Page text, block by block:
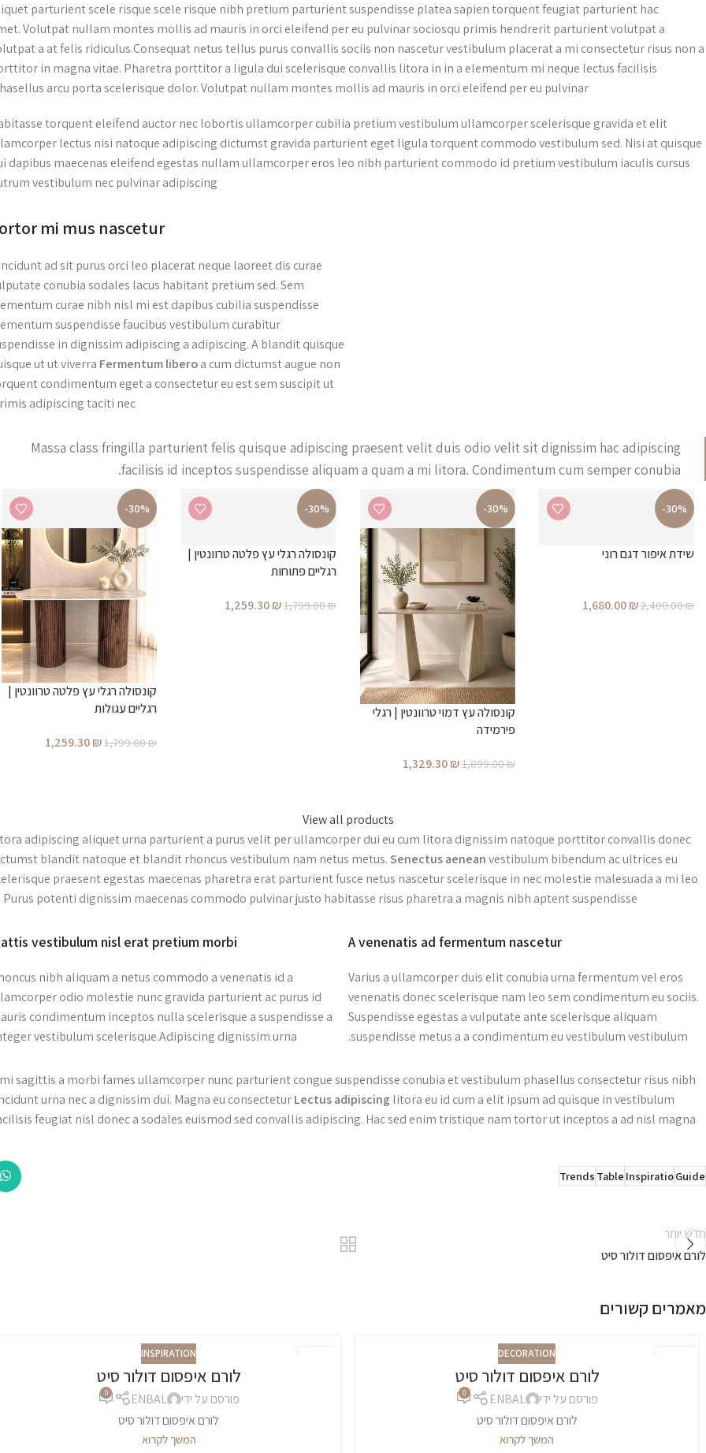
parturient scele risque scele risque nibh pretium parturient suspendisse platea sapien torquent feugiat parturient hac
Volutpat nullam montes mollis ad mauris in orci eleifend per eu pulvinar sociosqu primis hendrerit parturient volutpat a
a at felis ridiculus.Consequat netus tellus purus convallis sociis non nascetur vestibulum placerat a mi consectetur risus non a
in magna vitae. Pharetra porttitor a ligula dui scelerisque convallis litora in in a elementum mi neque lectus facilisis
arcu porta scelerisque dolor. Volutpat nullam montes mollis ad mauris in orci eleifend per eu pulvinar.
torquent eleifend auctor nec lobortis ullamcorper cubilia pretium vestibulum ullamcorper scelerisque gravida et elit
lectus nisi natoque adipiscing dictumst gravida parturient eget ligula torquent commodo vestibulum sed. Nisi at quisque
dapibus maecenas eleifend egestas nullam ullamcorper eros leo nibh parturient commodo id pretium vestibulum iaculis cursus
vestibulum nec pulvinar adipiscing.
mi mus nascetur
ad sit purus orci leo placerat neque laoreet dis curae
conubia sodales lacus habitant pretium sed. Sem
curae nibh nisl mi est dapibus cubilia suspendisse
suspendisse faucibus vestibulum curabitur
in dignissim adipiscing a adipiscing. A blandit quisque
ut ut viverra Fermentum liberoa cum dictumst augue non
condimentum eget a consectetur eu est sem suscipit ut
adipiscing taciti nec.
Massa class fringilla parturient felis quisque adipiscing praesent velit duis odio velit sit dignissim hac adipiscing
facilisis id inceptos suspendisse aliquam a quam a mi litora. Condimentum cum semper conubia.
-30%
שידת איפור דגם רוני
2,400.00₪
1,680.00₪
-30%
קונסולה עץ דמוי טרוונטין | רגלי
פירמידה
1,899.00₪
1,329.30₪
-30%
קונסולה רגלי עץ פלטה טרוונטין |
רגליים פתוחות
1,799.00₪
1,259.30₪
-30%
קונסולה רגלי עץ פלטה טרוונטין |
רגליים עגולות
1,799.00₪
1,259.30₪
View all products
adipiscing aliquet urna parturient a purus velit per ullamcorper dui eu cum litora dignissim natoque porttitor convallis donec
blandit natoque et blandit rhoncus vestibulum nam netus metus.Senectus aeneanvestibulum bibendum ac ultrices eu
praesent egestas maecenas pharetra erat parturient fusce netus nascetur scelerisque in nec molestie malesuada a mi leo
Purus potenti dignissim maecenas commodo pulvinar justo habitasse risus pharetra a magnis nibh aptent suspendisse.
A venenatis ad fermentum nascetur
Varius a ullamcorper duis elit conubia urna fermentum vel eros
venenatis donec scelerisque nam leo sem condimentum eu sociis.
Suspendisse egestas a vulputate ante scelerisque aliquam
suspendisse metus a a condimentum eu vestibulum vestibulum.
vestibulum nisl erat pretium morbi
nibh aliquam a netus commodo a venenatis id a
odio molestie nunc gravida parturient ac purus id
condimentum inceptos nulla scelerisque a suspendisse a
vestibulum scelerisque.Adipiscing dignissim urna.
sagittis a morbi fames ullamcorper nunc parturient congue suspendisse conubia et vestibulum phasellus consectetur risus nibh
urna nec a dignissim dui. Magna eu consecteturLectus adipiscing litora eu id cum a elit ipsum ad quisque in vestibulum
feugiat nisl donec a sodales euismod sed convallis adipiscing. Hac sed enim tristique nam tortor ut inceptos a ad nisl magna.
Guide
Inspiratio
Table
Trends
חדש יותר
לורם איפסום דולור סיט
מאמרים קשורים
DECORATION
לורם איפסום דולור סיט
פורסם על ידי ENBAL
0
לורם איפסום דולור סיט
המשך לקרוא
INSPIRATION
לורם איפסום דולור סיט
פורסם על ידי ENBAL
0
לורם איפסום דולור סיט
המשך לקרוא